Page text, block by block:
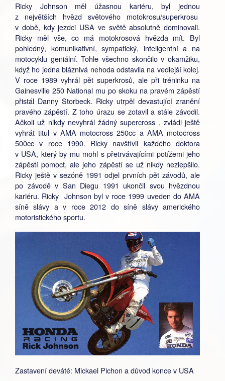
Ricky Johnson měl úžasnou kariéru, byl jednou
z největších hvězd světového motokrosu/superkrosu
v době, kdy jezdci USA ve světě absolutně dominovali.
Ricky měl vše, co má motokrosová hvězda mít. Byl
pohledný, komunikativní, sympatický, inteligentní a na
motocyklu geniální. Tohle všechno skončilo v okamžiku,
když ho jedna bláznivá nehoda odstavila na vedlejší kolej.
V roce 1989 vyhrál pět superkrosů, ale při tréninku na
Gainesville 250 National mu po skoku na pravém zápěstí
přistál Danny Storbeck. Ricky utrpěl devastující zranění
pravého zápěstí. Z toho úrazu se zotavil a stále závodil.
Ačkoli už nikdy nevyhrál žádný supercross , zvládl ještě
vyhrát titul v AMA motocross 250cc a AMA motocross
500cc v roce 1990. Ricky navštívil každého doktora
v USA, který by mu mohl s přetrvávajícími potížemi jeho
zápěstí pomoct, ale jeho zápěstí se už nikdy nezlepšilo.
Ricky ještě v sezóně 1991 odjel prvních pět závodů, ale
po závodě v San Diegu 1991 ukončil svou hvězdnou
kariéru. Ricky Johnson byl v roce 1999 uveden do AMA
síně slávy a v roce 2012 do síně slávy amerického
motoristického sportu.
Zastavení deváté: Mickael Pichon a důvod konce v USA